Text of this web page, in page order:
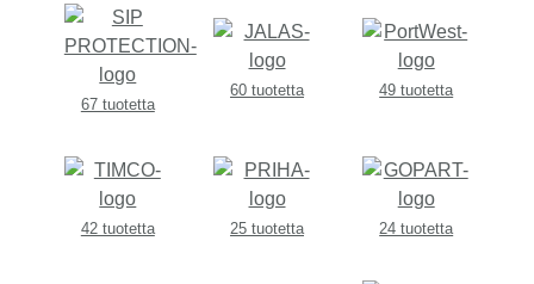
67 tuotetta
60 tuotetta 49 tuotetta
42 tuotetta 25 tuotetta 24 tuotetta